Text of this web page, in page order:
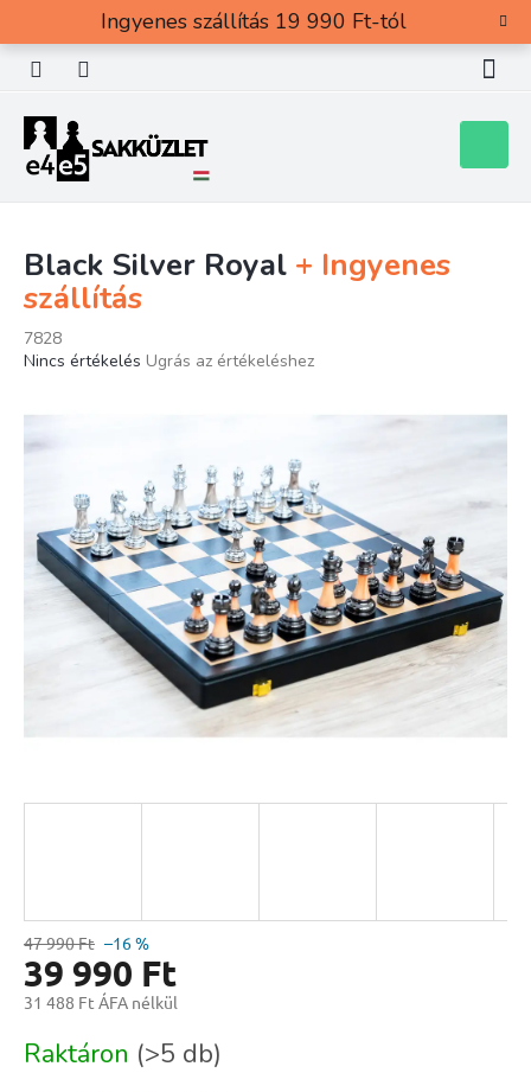
tartalomhoz
Ingyenes szállítás 19 990 Ft-tól
Black Silver Royal + Ingyenes
szállítás
7828
A
5-
Nincs értékelés Ugrás az értékeléshez
47 990 Ft –16 %
39 990 Ft
31 488 Ft ÁFA nélkül
Raktáron (>5 db)